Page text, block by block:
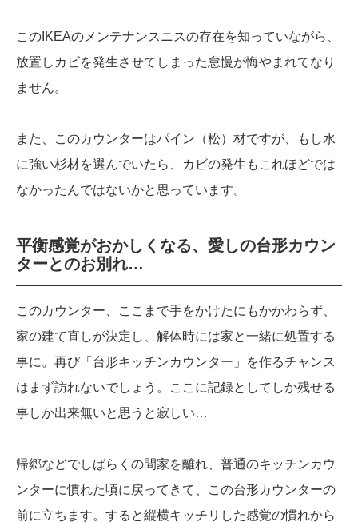
このIKEAのメンテナンスニスの存在を知っていながら、
放置しカビを発生させてしまった怠慢が悔やまれてなり
ません。
また、このカウンターはパイン（松）材ですが、もし水
に強い杉材を選んでいたら、カビの発生もこれほどでは
なかったんではないかと思っています。
平衡感覚がおかしくなる、愛しの台形カウン
ターとのお別れ…
このカウンター、ここまで手をかけたにもかかわらず、
家の建て直しが決定し、解体時には家と一緒に処置する
事に。再び「台形キッチンカウンター」を作るチャンス
はまず訪れないでしょう。ここに記録としてしか残せる
事しか出来無いと思うと寂しい…
帰郷などでしばらくの間家を離れ、普通のキッチンカウ
ンターに慣れた頃に戻ってきて、この台形カウンターの
前に立ちます。すると縦横キッチリした感覚の慣れから